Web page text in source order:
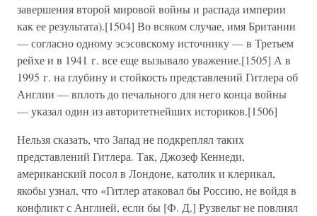
завершения второй мировой войны и распада империи
как ее результата).[1504] Во всяком случае, имя Британии
— согласно одному эсэсовскому источнику — в Третьем
рейхе и в 1941 г. все еще вызывало уважение.[1505] А в
1995 г. на глубину и стойкость представлений Гитлера об
Англии — вплоть до печального для него конца войны
— указал один из авторитетнейших историков.[1506]
Нельзя сказать, что Запад не подкреплял таких
представлений Гитлера. Так, Джозеф Кеннеди,
американский посол в Лондоне, католик и клерикал,
якобы узнал, что «Гитлер атаковал бы Россию, не войдя в
конфликт с Англией, если бы [Ф. Д.] Рузвельт не повлиял